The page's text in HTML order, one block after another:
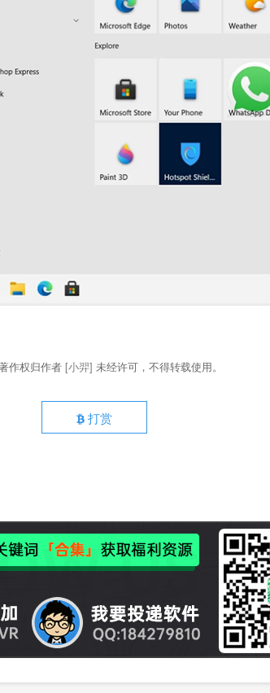
作权归作者 [小羿] 未经许可，不得转载使用。
打赏